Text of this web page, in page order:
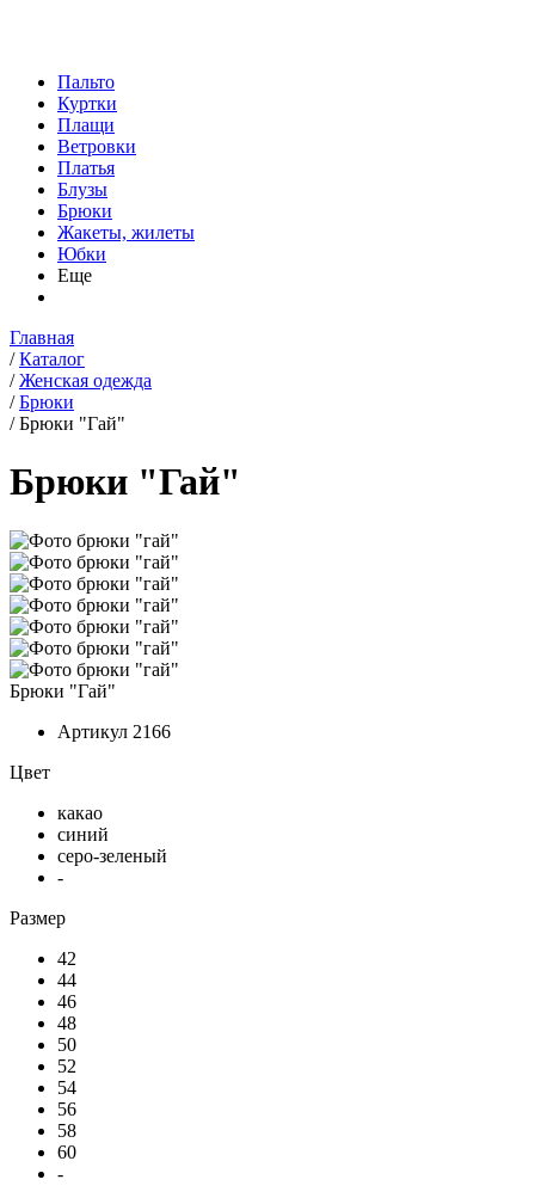
Пальто
Куртки
Плащи
Ветровки
Платья
Блузы
Брюки
Жакеты, жилеты
Юбки
Еще
Главная
/ Каталог
/ Женская одежда
/ Брюки
/ Брюки "Гай"
Брюки "Гай"
Брюки "Гай"
Артикул 2166
Цвет
какао
синий
серо-зеленый
-
Размер
42
44
46
48
50
52
54
56
58
60
-